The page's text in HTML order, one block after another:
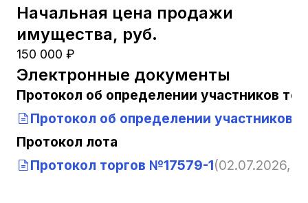
Начальная цена продажи
имущества, руб.
150 000 ₽
Электронные документы
Протокол об определении участников
Протокол об определении участников
Протокол лота
Протокол торгов №17579-1(02.07.2026,